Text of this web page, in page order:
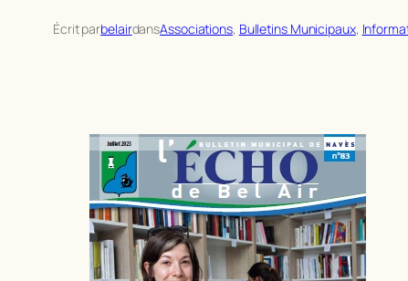
Écrit parbelairdansAssociations, Bulletins Municipaux,